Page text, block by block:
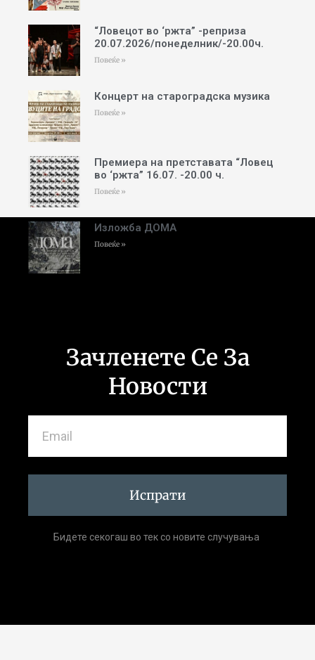
“Ловецот во ‘ржта” -реприза
20.07.2026/понеделник/-20.00ч.
Повеќе »
Концерт на староградска музика
Повеќе »
Премиера на претставата “Ловец
во ‘ржта” 16.07. -20.00 ч.
Повеќе »
Изложба ДОМА
Повеќе »
Зачленете Се За
Новости
Испрати
Бидете секогаш во тек со новите случувања